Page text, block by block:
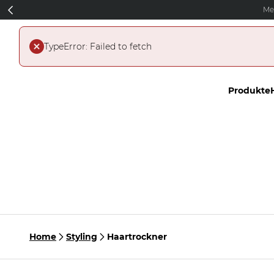
Direkt zum Inhalt
Produkte
Home Styling Haartrockner